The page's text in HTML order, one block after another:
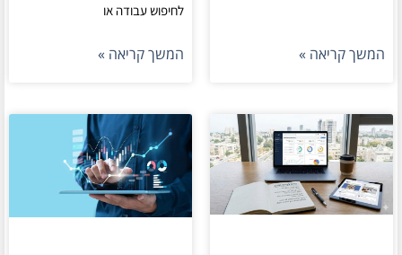
המשך קריאה »
לחיפוש עבודה או
המשך קריאה »